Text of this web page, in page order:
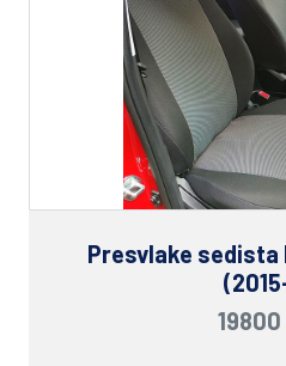
Presvlake sedista